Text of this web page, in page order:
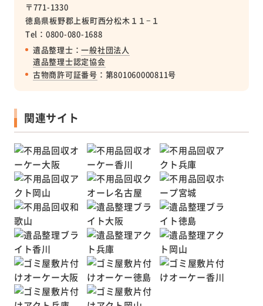
〒771-1330
徳島県板野郡上板町西分松木１１−１
Tel：0800-080-1688
遺品整理士：一般社団法人
遺品整理士認定協会
古物商許可証番号 ：第801060000811号
関連サイト